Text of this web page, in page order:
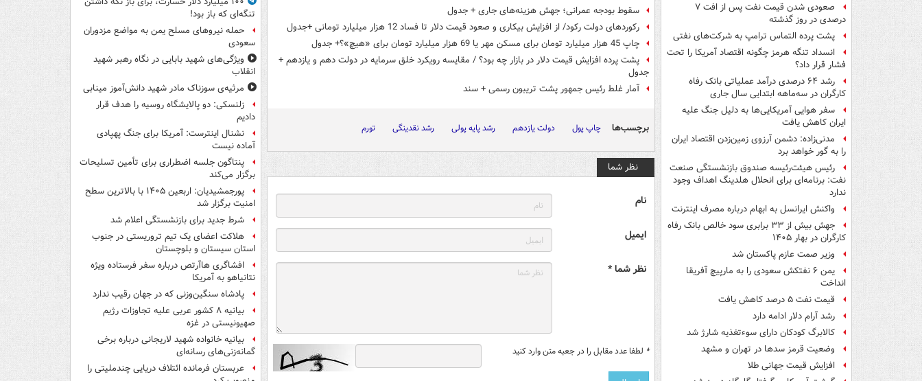
صعودی شدن قیمت نفت پس از افت ۷
درصدی در روز گذشته
پشت پرده التماس ترامپ به شرکت‌های نفتی
انسداد تنگه هرمز چگونه اقتصاد آمریکا را تحت
فشار قرار داد؟
رشد ۶۴ درصدی درآمد عملیاتی بانک رفاه
کارگران در سه‌ماهه ابتدایی سال جاری
سفر هوایی آمریکایی‌ها به دلیل جنگ علیه
ایران کاهش یافت
مدنی‌زاده: دشمن آرزوی زمین‌زدن اقتصاد ایران
را به گور خواهد برد
رئیس هیئت‌رئیسه صندوق بازنشستگی صنعت
نفت: برنامه‌ای برای انحلال هلدینگ اهداف وجود
ندارد
واکنش ایرانسل به ابهام درباره مصرف اینترنت
جهش بیش از ۳۳ برابری سود خالص بانک رفاه
کارگران در بهار ۱۴۰۵
وزیر صمت عازم پاکستان شد
یمن ۶ نفتکش سعودی را به مارپیچ آفریقا
انداخت
قیمت نفت ۵ درصد کاهش یافت
رشد آرام دلار ادامه دارد
کالابرگ کودکان دارای سوءتغذیه شارژ شد
وضعیت قرمز سدها در تهران و مشهد
افزایش قیمت جهانی طلا
سقوط بودجه عمرانی؛ جهش هزینه‌های جاری + جدول
رکوردهای دولت رکود/ از افزایش بیکاری و صعود قیمت دلار تا فساد 12 هزار میلیارد تومانی +جدول
چاپ 45 هزار میلیارد تومان برای مسکن مهر یا 69 هزار میلیارد تومان برای «هیچ»؟+ جدول
پشت پرده افزایش قیمت دلار در بازار چه بود؟ / مقایسه رویکرد خلق سرمایه در دولت دهم و یازدهم +
جدول
آمار غلط رئیس جمهور پشت تریبون رسمی + سند
برچسب‌ها چاپ پول دولت یازدهم رشد پایه پولی رشد نقدینگی تورم
نظر شما
نام
ایمیل
نظر شما *
* لطفا عدد مقابل را در جعبه متن وارد کنید
تنگه‌ای که باز بود!
حمله نیروهای مسلح یمن به مواضع مزدوران
سعودی
ویژگی‌های شهید بابایی در نگاه رهبر شهید
انقلاب
مرثیه‌ی سوزناک مادر شهید دانش‌آموز مینابی
زلنسکی: دو پالایشگاه روسیه را هدف قرار
دادیم
نشنال اینترست: آمریکا برای جنگ پهپادی
آماده نیست
پنتاگون جلسه اضطراری برای تأمین تسلیحات
برگزار می‌کند
پورجمشیدیان: اربعین ۱۴۰۵ با بالاترین سطح
امنیت برگزار شد
شرط جدید برای بازنشستگی اعلام شد
هلاکت اعضای یک تیم تروریستی در جنوب
استان سیستان و بلوچستان
افشاگری هاآرتص درباره سفر فرستاده ویژه
نتانیاهو به آمریکا
پادشاه سنگین‌وزنی که در جهان رقیب ندارد
بیانیه ۸ کشور عربی علیه تجاوزات رژیم
صهیونیستی در غزه
بیانیه خانواده شهید لاریجانی درباره برخی
گمانه‌زنی‌های رسانه‌ای
عربستان فرمانده ائتلاف دریایی چندملیتی را